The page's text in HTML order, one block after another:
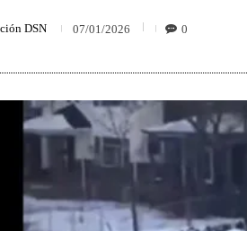
DSN 07/01/2026 0